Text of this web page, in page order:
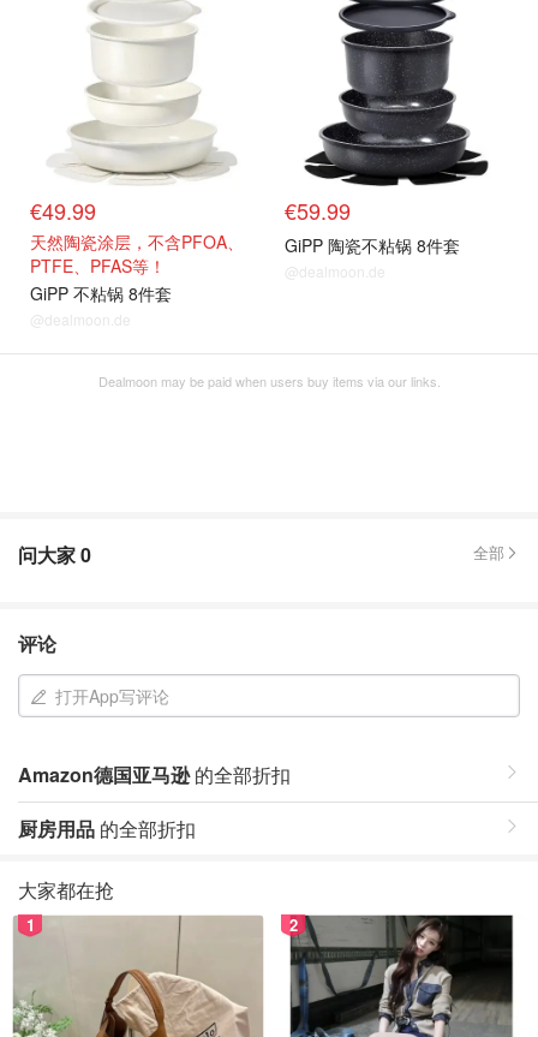
€49.99
天然陶瓷涂层，不含PFOA、
PTFE、PFAS等！
GiPP 不粘锅 8件套
@dealmoon.de
€59.99
GiPP 陶瓷不粘锅 8件套
@dealmoon.de
Dealmoon may be paid when users buy items via our links.
问大家0 全部
评论
打开App写评论
Amazon德国亚马逊的全部折扣
厨房用品 的全部折扣
大家都在抢
1 2